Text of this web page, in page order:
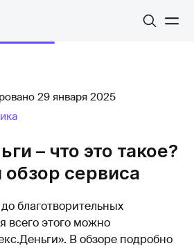
29 января 2025
– что это такое?
сервиса
благотворительных
всего этого можно
В обзоре подробно